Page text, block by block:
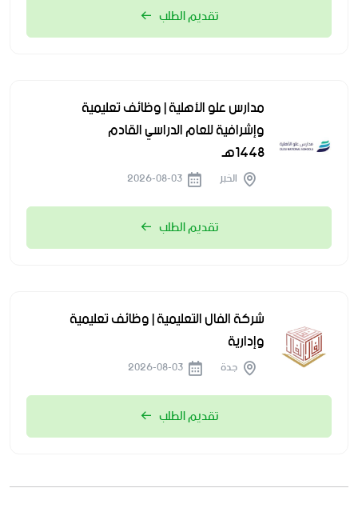
تقديم الطلب
مدارس علو الأهلية | وظائف تعليمية
وإشرافية للعام الدراسي القادم
1448هـ
الخبر
تقديم الطلب
شركة الفال التعليمية | وظائف تعليمية
وإدارية
جدة
تقديم الطلب